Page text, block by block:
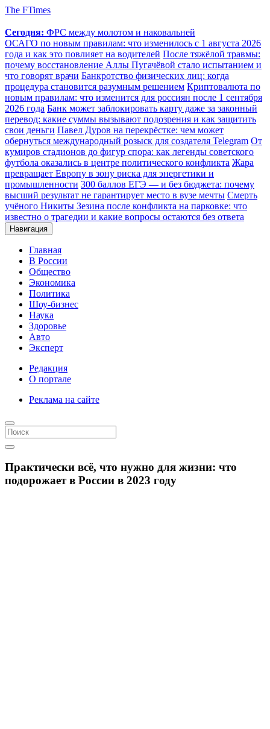
The FTimes
Сегодня: ФРС между молотом и наковальней
ОСАГО по новым правилам: что изменилось с 1 августа 2026
года и как это повлияет на водителей После тяжёлой травмы:
почему восстановление Аллы Пугачёвой стало испытанием и
что говорят врачи Банкротство физических лиц: когда
процедура становится разумным решением Криптовалюта по
новым правилам: что изменится для россиян после 1 сентября
2026 года Банк может заблокировать карту даже за законный
перевод: какие суммы вызывают подозрения и как защитить
свои деньги Павел Дуров на перекрёстке: чем может
обернуться международный розыск для создателя Telegram От
кумиров стадионов до фигур спора: как легенды советского
футбола оказались в центре политического конфликта Жара
превращает Европу в зону риска для энергетики и
промышленности 300 баллов ЕГЭ — и без бюджета: почему
высший результат не гарантирует место в вузе мечты Смерть
учёного Никиты Зезина после конфликта на парковке: что
известно о трагедии и какие вопросы остаются без ответа
Навигация
Главная
В России
Общество
Экономика
Политика
Шоу-бизнес
Наука
Здоровье
Авто
Эксперт
Редакция
О портале
Реклама на сайте
Практически всё, что нужно для жизни: что
подорожает в России в 2023 году